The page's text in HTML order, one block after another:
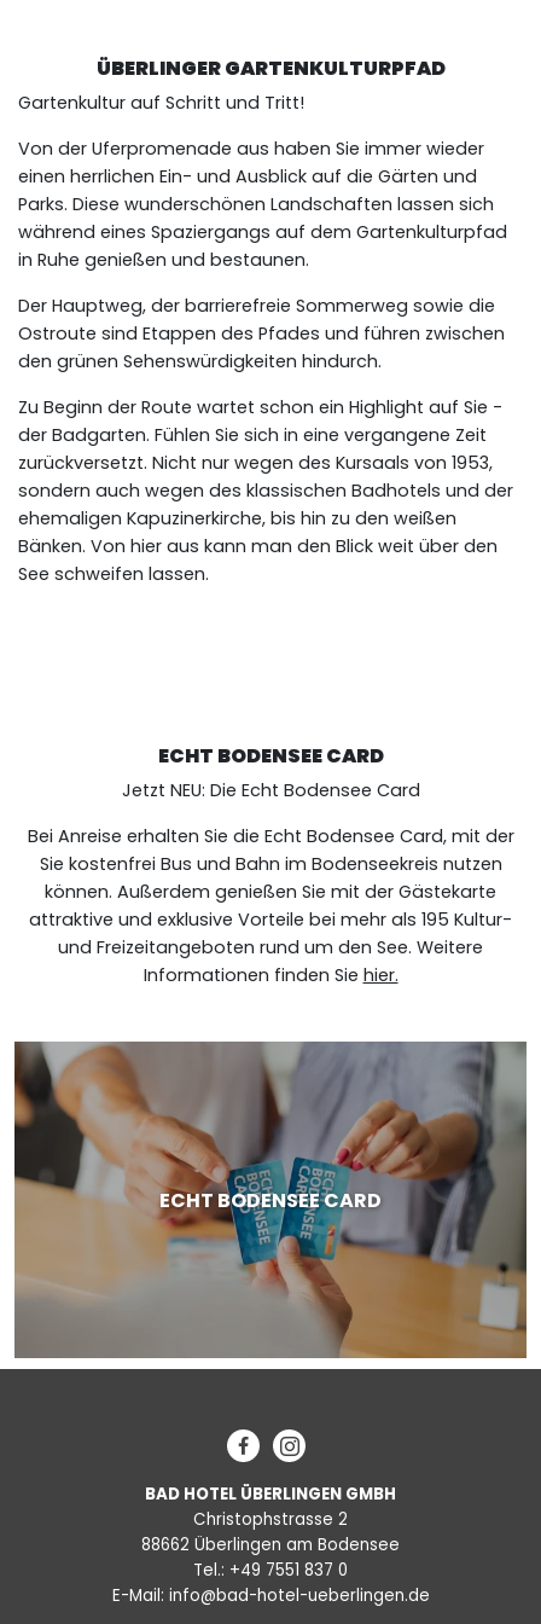
ÜBERLINGER GARTENKULTURPFAD
Gartenkultur auf Schritt und Tritt!
Von der Uferpromenade aus haben Sie immer wieder
einen herrlichen Ein- und Ausblick auf die Gärten und
Parks. Diese wunderschönen Landschaften lassen sich
während eines Spaziergangs auf dem Gartenkulturpfad
in Ruhe genießen und bestaunen.
Der Hauptweg, der barrierefreie Sommerweg sowie die
Ostroute sind Etappen des Pfades und führen zwischen
den grünen Sehenswürdigkeiten hindurch.
Zu Beginn der Route wartet schon ein Highlight auf Sie -
der Badgarten. Fühlen Sie sich in eine vergangene Zeit
zurückversetzt. Nicht nur wegen des Kursaals von 1953,
sondern auch wegen des klassischen Badhotels und der
ehemaligen Kapuzinerkirche, bis hin zu den weißen
Bänken. Von hier aus kann man den Blick weit über den
See schweifen lassen.
ECHT BODENSEE CARD
Jetzt NEU: Die Echt Bodensee Card
Bei Anreise erhalten Sie die Echt Bodensee Card, mit der
Sie kostenfrei Bus und Bahn im Bodenseekreis nutzen
können. Außerdem genießen Sie mit der Gästekarte
attraktive und exklusive Vorteile bei mehr als 195 Kultur-
und Freizeitangeboten rund um den See. Weitere
Informationen finden Sie hier.
ECHT BODENSEE CARD
FacebookInstagram
BAD HOTEL ÜBERLINGEN GMBH
Christophstrasse 2
88662 Überlingen am Bodensee
Tel.: +49 7551 837 0
E-Mail: info@bad-hotel-ueberlingen.de